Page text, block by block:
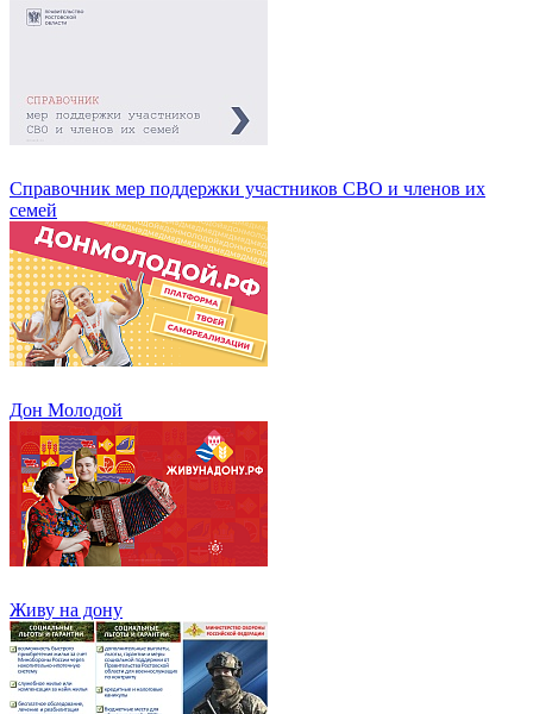
Справочник мер поддержки участников СВО и членов их
семей
Дон Молодой
Живу на дону